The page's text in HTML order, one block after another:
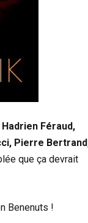
Féraud,
Pierre
que ça devrait
Benenuts !